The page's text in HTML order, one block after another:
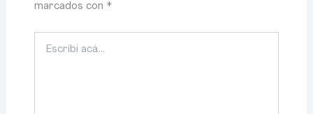
marcados con *
acá...